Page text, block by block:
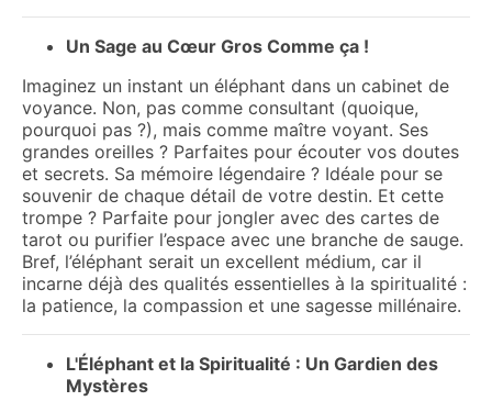
Un Sage au Cœur Gros Comme ça !
Imaginez un instant un éléphant dans un cabinet de
voyance. Non, pas comme consultant (quoique,
pourquoi pas ?), mais comme maître voyant. Ses
grandes oreilles ? Parfaites pour écouter vos doutes
et secrets. Sa mémoire légendaire ? Idéale pour se
souvenir de chaque détail de votre destin. Et cette
trompe ? Parfaite pour jongler avec des cartes de
tarot ou purifier l’espace avec une branche de sauge.
Bref, l’éléphant serait un excellent médium, car il
incarne déjà des qualités essentielles à la spiritualité :
la patience, la compassion et une sagesse millénaire.
L'Éléphant et la Spiritualité : Un Gardien des
Mystères